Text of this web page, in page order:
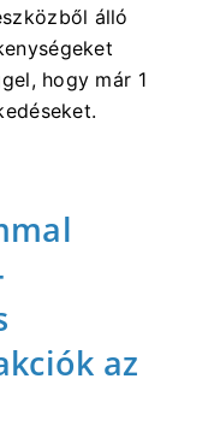
álló
hogy már 1
az